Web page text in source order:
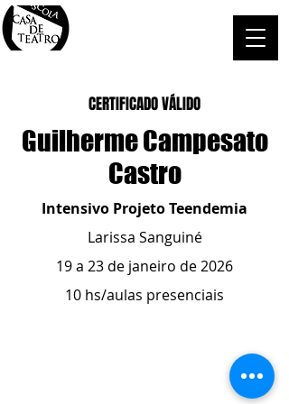
CERTIFICADO VÁLIDO
Guilherme Campesato
Castro
Intensivo Projeto Teendemia
Larissa Sanguiné
19 a 23 de janeiro de 2026
10 hs/aulas presenciais
- whatsapp
contato@casadeteatropoa.com.br